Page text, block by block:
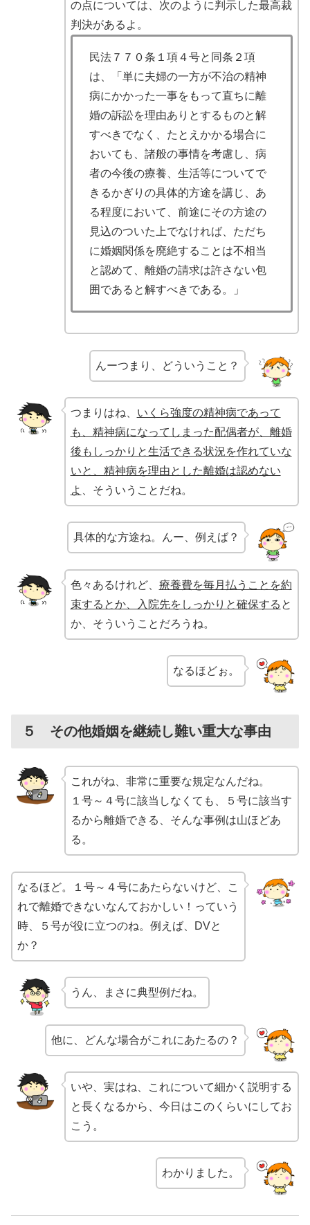
の点については、次のように判示した最高裁
判決があるよ。
民法７７０条１項４号と同条２項
は、「単に夫婦の一方が不治の精神
病にかかった一事をもって直ちに離
婚の訴訟を理由ありとするものと解
すべきでなく、たとえかかる場合に
おいても、諸般の事情を考慮し、病
者の今後の療養、生活等についてで
きるかぎりの具体的方途を講じ、あ
る程度において、前途にその方途の
見込のついた上でなければ、ただち
に婚姻関係を廃絶することは不相当
と認めて、離婚の請求は許さない包
囲であると解すべきである。」
んーつまり、どういうこと？
つまりはね、 いくら強度の精神病であって
も、精神病になってしまった配偶者が、離婚
後もしっかりと生活できる状況を作れていな
いと、精神病を理由とした離婚は認めない
よ
、そういうことだね。
具体的な方途ね。んー、例えば？
色々あるけれど、 療養費を毎月払うことを約
束するとか、入院先をしっかりと確保する と
か、そういうことだろうね。
なるほどぉ。
５ その他婚姻を継続し難い重大な事由
これがね、非常に重要な規定なんだね。
１号～４号に該当しなくても、５号に該当す
るから離婚できる、そんな事例は山ほどあ
る。
なるほど。１号～４号にあたらないけど、こ
れで離婚できないなんておかしい！っていう
時、５号が役に立つのね。例えば、DVと
か？
うん、まさに典型例だね。
他に、どんな場合がこれにあたるの？
いや、実はね、これについて細かく説明する
と長くなるから、今日はこのくらいにしてお
こう。
わかりました。